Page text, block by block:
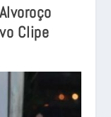
Clipe